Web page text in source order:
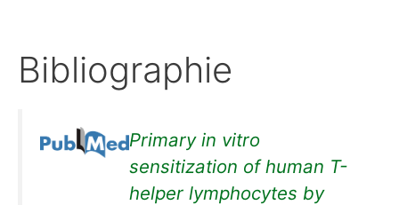
Bibliographie
Primary in vitro
sensitization of human T-
helper lymphocytes by